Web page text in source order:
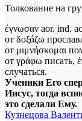
Толкование на
έγνωσαν aor. ind.
от δοξάζω
от μιμνήσκομαι
от γράφω писать,
случаться.
Ученики Его
Иисус, тогда
это сделали Ему.
Кузнецова